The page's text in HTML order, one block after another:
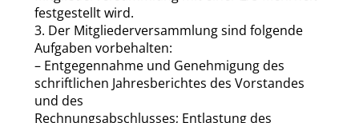
festgestellt wird.
3. Der Mitgliederversammlung sind folgende
Aufgaben vorbehalten:
– Entgegennahme und Genehmigung des
schriftlichen Jahresberichtes des Vorstandes
und des
Rechnungsabschlusses; Entlastung des